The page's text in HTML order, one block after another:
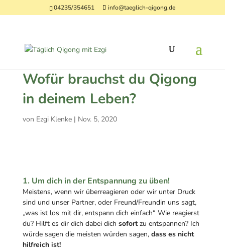
04235/354651 info@taeglich-qigong.de
Wofür brauchst du Qigong
in deinem Leben?
von Ezgi Klenke| Nov. 5, 2020
1. Um dich in der Entspannung zu üben!
Meistens, wenn wir überreagieren oder wir unter Druck
sind und unser Partner, oder Freund/Freundin uns sagt,
„was ist los mit dir, entspann dich einfach“ Wie reagierst
du? Hilft es dir dich dabei dich sofortzu entspannen? Ich
würde sagen die meisten würden sagen, dass es nicht
hilfreich ist!